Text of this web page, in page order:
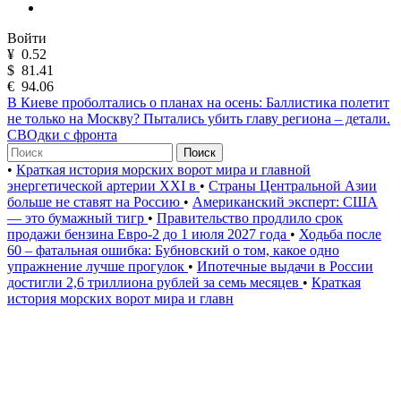
Войти
¥ 0.52
$ 81.41
€ 94.06
В Киеве проболтались о планах на осень: Баллистика полетит
не только на Москву? Пытались убить главу региона – детали.
СВОдки с фронта
Поиск
• Краткая история морских ворот мира и главной
энергетической артерии XXI в • Страны Центральной Азии
больше не ставят на Россию • Американский эксперт: США
— это бумажный тигр • Правительство продлило срок
продажи бензина Евро-2 до 1 июля 2027 года • Ходьба после
60 – фатальная ошибка: Бубновский о том, какое одно
упражнение лучше прогулок • Ипотечные выдачи в России
достигли 2,6 триллиона рублей за семь месяцев • Краткая
история морских ворот мира и главн